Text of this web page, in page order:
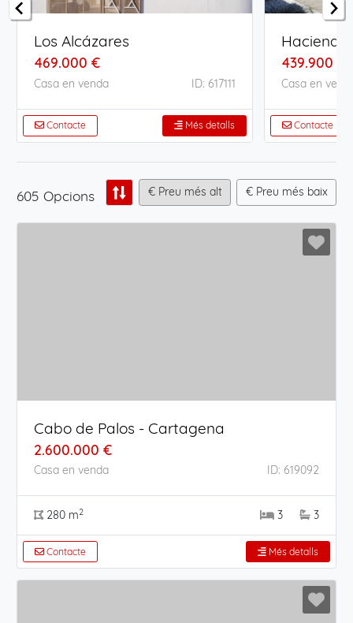
Los Alcázares
469.000 €
Casa en venda ID: 617111
Contacte Més detalls
439.900 €
Casa en
Contacte
605 Opcions € Preu més alt € Preu més baix
Cabo de Palos - Cartagena
2.600.000 €
Casa en venda ID: 619092
280 m2 3 3
Contacte Més detalls